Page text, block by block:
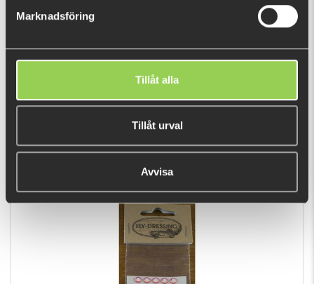
Marknadsföring
Tillåt alla
Tillåt urval
Avvisa
Ripple Ice Fiber
49 kr (69 kr)
DU TITTADE NYLIGEN PÅ